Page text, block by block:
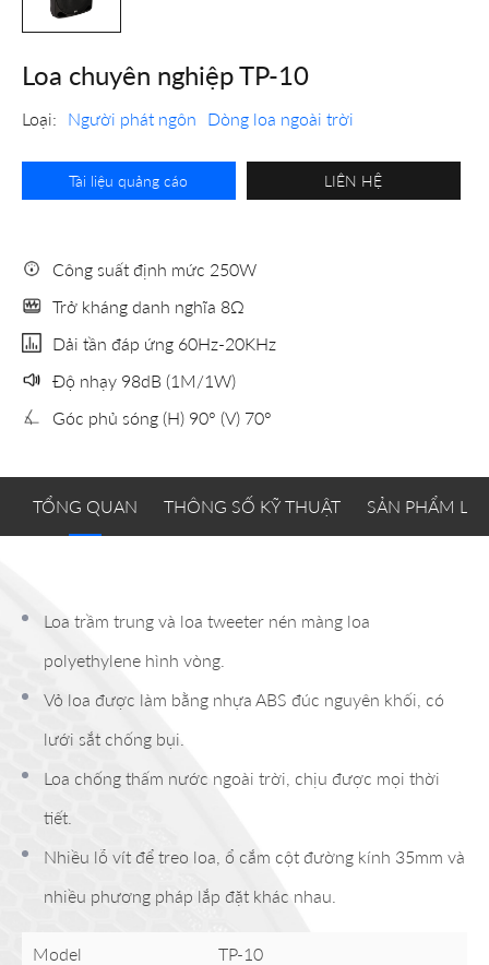
Loa chuyên nghiệp TP-10
Loại: Người phát ngôn Dòng loa ngoài trời
Tài liệu quảng cáo LIÊN HỆ
Công suất định mức 250W
Trở kháng danh nghĩa 8Ω
Dải tần đáp ứng 60Hz-20KHz
Độ nhạy 98dB (1M/1W)
Góc phủ sóng (H) 90° (V) 70°
TỔNG QUAN THÔNG SỐ KỸ THUẬT SẢN PHẨM
Loa trầm trung và loa tweeter nén màng loa
polyethylene hình vòng.
Vỏ loa được làm bằng nhựa ABS đúc nguyên khối, có
lưới sắt chống bụi.
Loa chống thấm nước ngoài trời, chịu được mọi thời
tiết.
Nhiều lỗ vít để treo loa, ổ cắm cột đường kính 35mm và
nhiều phương pháp lắp đặt khác nhau.
Model TP-10